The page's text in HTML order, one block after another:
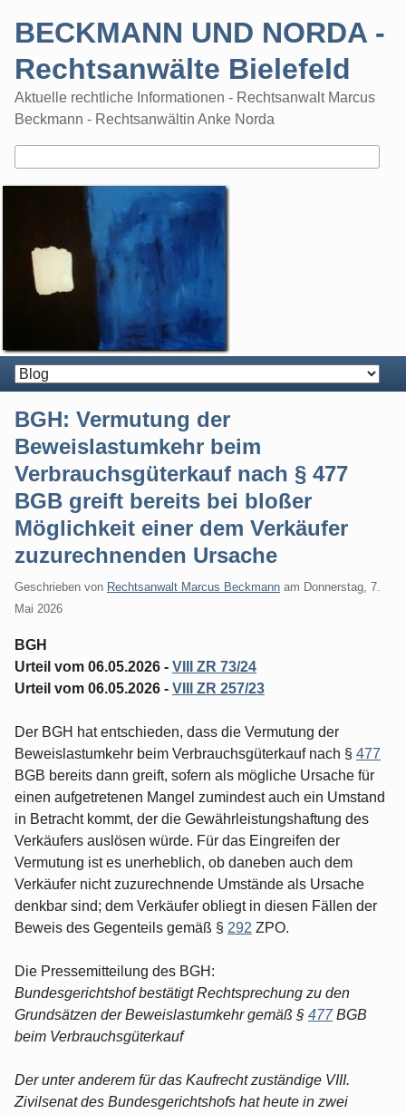
BECKMANN UND NORDA -
Rechtsanwälte Bielefeld
Aktuelle rechtliche Informationen - Rechtsanwalt Marcus
Beckmann - Rechtsanwältin Anke Norda
BGH: Vermutung der
Beweislastumkehr beim
Verbrauchsgüterkauf nach § 477
BGB greift bereits bei bloßer
Möglichkeit einer dem Verkäufer
zuzurechnenden Ursache
Geschrieben von Rechtsanwalt Marcus Beckmann am Donnerstag, 7.
Mai 2026
BGH
Urteil vom 06.05.2026 - VIII ZR 73/24
Urteil vom 06.05.2026 - VIII ZR 257/23
Der BGH hat entschieden, dass die Vermutung der
Beweislastumkehr beim Verbrauchsgüterkauf nach § 477
BGB bereits dann greift, sofern als mögliche Ursache für
einen aufgetretenen Mangel zumindest auch ein Umstand
in Betracht kommt, der die Gewährleistungshaftung des
Verkäufers auslösen würde. Für das Eingreifen der
Vermutung ist es unerheblich, ob daneben auch dem
Verkäufer nicht zuzurechnende Umstände als Ursache
denkbar sind; dem Verkäufer obliegt in diesen Fällen der
Beweis des Gegenteils gemäß § 292 ZPO.
Die Pressemitteilung des BGH:
Bundesgerichtshof bestätigt Rechtsprechung zu den
Grundsätzen der Beweislastumkehr gemäß § 477BGB
beim Verbrauchsgüterkauf
Der unter anderem für das Kaufrecht zuständige VIII.
Zivilsenat des Bundesgerichtshofs hat heute in zwei